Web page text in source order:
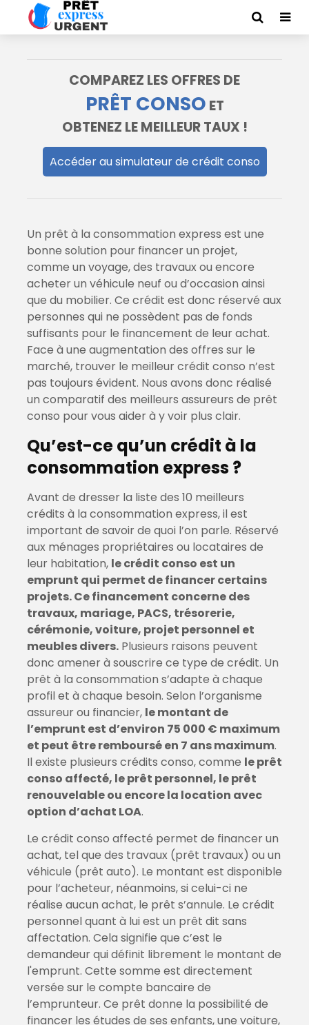
COMPAREZ LES OFFRES DE
PRÊT CONSO ET
OBTENEZ LE MEILLEUR TAUX !
Accéder au simulateur de crédit conso
Un prêt à la consommation express est une
bonne solution pour financer un projet,
comme un voyage, des travaux ou encore
acheter un véhicule neuf ou d’occasion ainsi
que du mobilier. Ce crédit est donc réservé aux
personnes qui ne possèdent pas de fonds
suffisants pour le financement de leur achat.
Face à une augmentation des offres sur le
marché, trouver le meilleur crédit conso n’est
pas toujours évident. Nous avons donc réalisé
un comparatif des meilleurs assureurs de prêt
conso pour vous aider à y voir plus clair.
Qu’est-ce qu’un crédit à la
consommation express ?
Avant de dresser la liste des 10 meilleurs
crédits à la consommation express, il est
important de savoir de quoi l’on parle. Réservé
aux ménages propriétaires ou locataires de
leur habitation, le crédit conso est un
emprunt qui permet de financer certains
projets. Ce financement concerne des
travaux, mariage, PACS, trésorerie,
cérémonie, voiture, projet personnel et
meubles divers. Plusieurs raisons peuvent
donc amener à souscrire ce type de crédit. Un
prêt à la consommation s’adapte à chaque
profil et à chaque besoin. Selon l’organisme
assureur ou financier, le montant de
l’emprunt est d’environ 75 000 € maximum
et peut être remboursé en 7 ans maximum.
Il existe plusieurs crédits conso, comme le prêt
conso affecté, le prêt personnel, le prêt
renouvelable ou encore la location avec
option d’achat LOA.
Le crédit conso affecté permet de financer un
achat, tel que des travaux (prêt travaux) ou un
véhicule (prêt auto). Le montant est disponible
pour l’acheteur, néanmoins, si celui-ci ne
réalise aucun achat, le prêt s’annule. Le crédit
personnel quant à lui est un prêt dit sans
affectation. Cela signifie que c’est le
demandeur qui définit librement le montant de
l'emprunt. Cette somme est directement
versée sur le compte bancaire de
l’emprunteur. Ce prêt donne la possibilité de
financer les études de ses enfants, une voiture,